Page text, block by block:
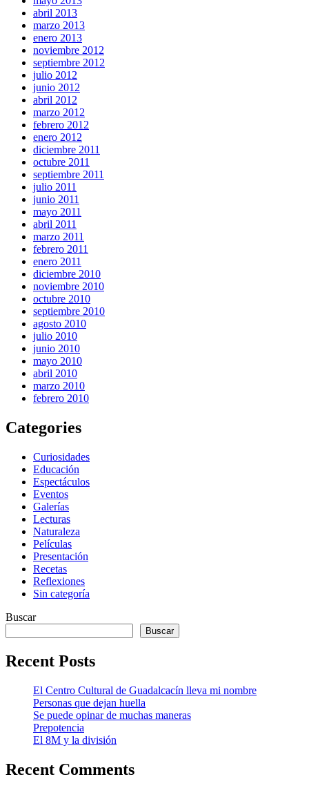
abril 2013
marzo 2013
enero 2013
noviembre 2012
septiembre 2012
julio 2012
junio 2012
abril 2012
marzo 2012
febrero 2012
enero 2012
diciembre 2011
octubre 2011
septiembre 2011
julio 2011
junio 2011
mayo 2011
abril 2011
marzo 2011
febrero 2011
enero 2011
diciembre 2010
noviembre 2010
octubre 2010
septiembre 2010
agosto 2010
julio 2010
junio 2010
mayo 2010
abril 2010
marzo 2010
febrero 2010
Categories
Curiosidades
Educación
Espectáculos
Eventos
Galerías
Lecturas
Naturaleza
Películas
Presentación
Recetas
Reflexiones
Sin categoría
Buscar
Buscar
Recent Posts
El Centro Cultural de Guadalcacín lleva mi nombre
Personas que dejan huella
Se puede opinar de muchas maneras
Prepotencia
El 8M y la división
Recent Comments